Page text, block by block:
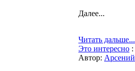
Далее...
Читать дальше...
Это интересно :
Автор: Арсений